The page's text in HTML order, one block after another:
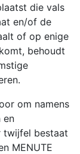
die vals
en/of de
of op enige
behoudt
om namens
en
twijfel bestaat
MENUTE